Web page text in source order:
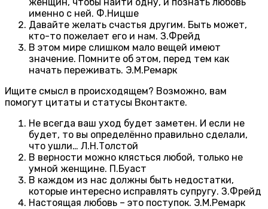
именно с ней. Ф.Ницше
Давайте желать счастья другим. Быть может,
кто-то пожелает его и нам. З.Фрейд
В этом мире слишком мало вещей имеют
значение. Помните об этом, перед тем как
начать переживать. Э.М.Ремарк
Ищите смысл в происходящем? Возможно, вам
помогут цитаты и статусы Вконтакте.
Не всегда ваш уход будет заметен. И если не
будет, то вы определённо правильно сделали,
что ушли… Л.Н.Толстой
В верности можно клясться любой, только не
умной женщине. П.Буаст
В каждом из нас должны быть недостатки,
которые интересно исправлять супругу. З.Фрейд
Настоящая любовь – это поступок. Э.М.Ремарк